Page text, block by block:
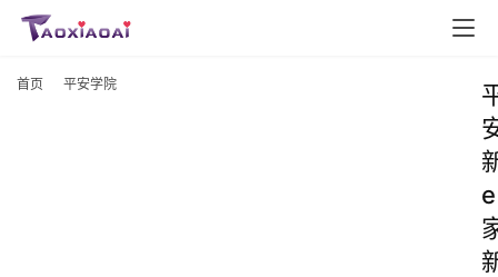
首页 平安学院
e